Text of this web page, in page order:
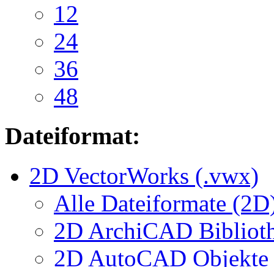
12
24
36
48
Dateiformat:
2D VectorWorks (.vwx)
Alle Dateiformate
2D ArchiCAD
2D AutoCAD